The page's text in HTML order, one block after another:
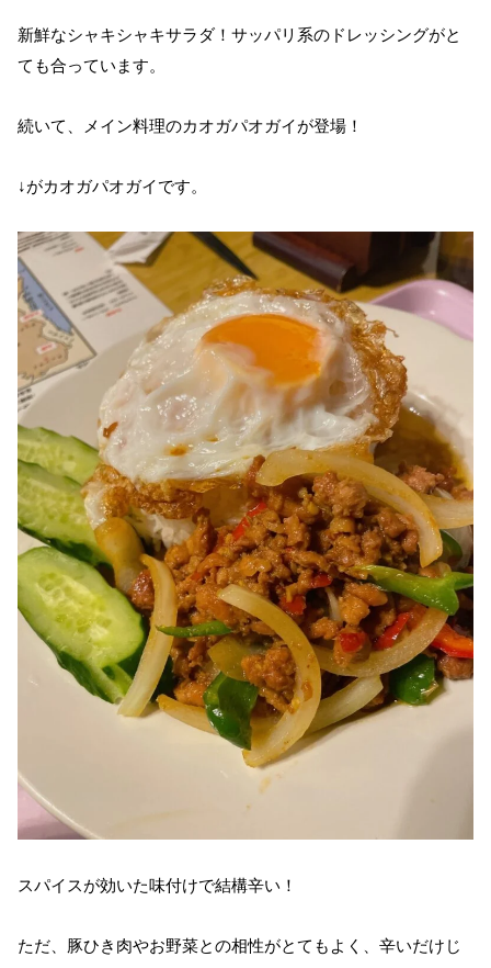
新鮮なシャキシャキサラダ！サッパリ系のドレッシングがと
ても合っています。
続いて、メイン料理のカオガパオガイが登場！
↓がカオガパオガイです。
スパイスが効いた味付けで結構辛い！
ただ、豚ひき肉やお野菜との相性がとてもよく、辛いだけじ